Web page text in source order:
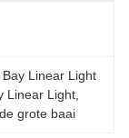
Linear Light
Linear Light
grote baai